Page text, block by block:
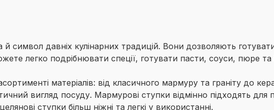
символ давніх кулінарних традицій. Вони дозволяють
легко подрібнювати спеції, готувати пасти, соуси, пюре та
матеріалів: від класичного мармуру та граніту до
вигляд посуду. Мармурові ступки відмінно підходять
ступки більш ніжні та легкі у використанні.